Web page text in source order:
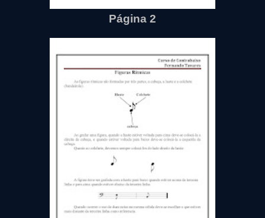
Página 2